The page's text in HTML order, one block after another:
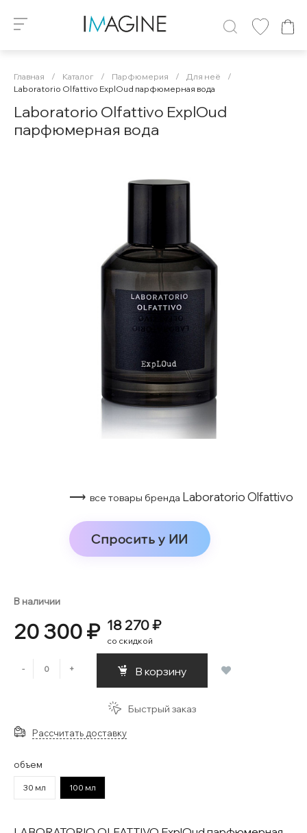
Главная / Каталог / Парфюмерия / Для неё
/
Laboratorio Olfattivo ExplOud парфюмерная вода
Laboratorio Olfattivo ExplOud
парфюмерная вода
⟶ все товары бренда Laboratorio Olfattivo
Спросить у ИИ
В наличии
20 300 ₽ 18 270 ₽
со скидкой
- + В корзину
Быстрый заказ
Рассчитать доставку
объем
30 мл 100 мл